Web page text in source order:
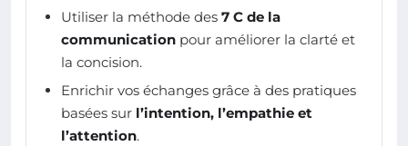
Utiliser la méthode des 7 C de la
communication pour améliorer la clarté et
la concision.
Enrichir vos échanges grâce à des pratiques
basées sur l’intention, l’empathie et
l’attention.